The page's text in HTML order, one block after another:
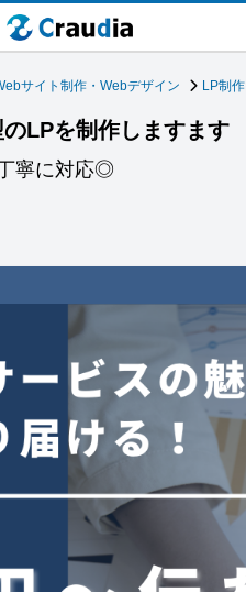
サイト制作・Webデザイン LP制作
LPを制作しますます
寧に対応◎